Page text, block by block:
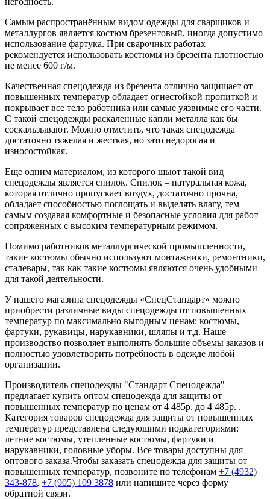
Самым распространённым видом одежды для сварщиков и
металлургов является костюм брезентовый, иногда допустимо
использование фартука. При сварочных работах
рекомендуется использовать костюмы из брезента плотностью
не менее 600 г/м.
Качественная спецодежда из брезента отлично защищает от
повышенных температур обладает огнестойкой пропиткой и
покрывает все тело работника или самые уязвимые его части.
С такой спецодежды раскаленные капли металла как бы
соскальзывают. Можно отметить, что такая спецодежда
достаточно тяжелая и жесткая, но зато недорогая и
износостойкая.
Еще одним материалом, из которого шьют такой вид
спецодежды является спилок. Спилок – натуральная кожа,
которая отлично пропускает воздух, достаточно прочна,
обладает способностью поглощать и выделять влагу, тем
самым создавая комфортные и безопасные условия для работ
сопряженных с высоким температурным режимом.
Помимо работников металлургической промышленности,
такие костюмы обычно используют монтажники, ремонтники,
сталевары, так как такие костюмы являются очень удобными
для такой деятельности.
У нашего магазина спецодежды «СпецСтандарт» можно
приобрести различные виды спецодежды от повышенных
температур по максимально выгодным ценам: костюмы,
фартуки, рукавицы, нарукавники, шляпы и т.д. Наше
производство позволяет выполнять большие объемы заказов и
полностью удовлетворить потребность в одежде любой
организации.
Производитель спецодежды "Стандарт Спецодежда"
предлагает купить оптом спецодежда для защиты от
повышенных температур по ценам от 4 485р. до 4 485р. .
Категория товаров спецодежда для защиты от повышенных
температур представлена следующими подкатегориями:
летние костюмы, утепленные костюмы, фартуки и
нарукавники, головные уборы. Все товары доступны для
оптового заказа.Чтобы заказать спецодежда для защиты от
повышенных температур, позвоните по телефонам +7 (4932)
343-878, +7 (905) 109 3878 или напишите через форму
обратной связи.